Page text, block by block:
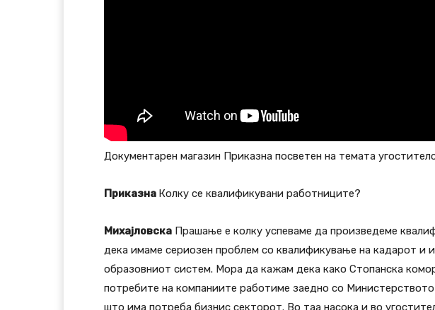
Документарен магазин Приказна посветен на темата
Приказна Колку се квалификувани работниците?
Михајловска Прашање е колку успеваме да произведеме
дека имаме сериозен проблем со квалификување на кадарот и
образовниот систем. Мора да кажам дека како Стопанска
потребите на компаниите работиме заедно со